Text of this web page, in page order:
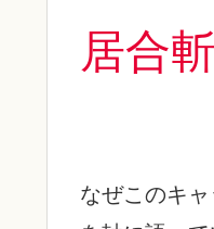
居合
なぜこのキ